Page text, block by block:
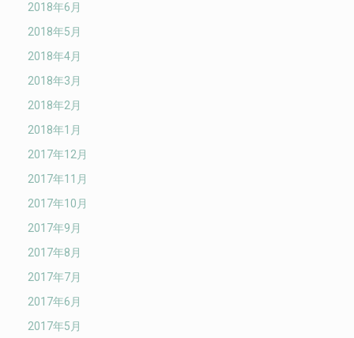
2018年6月
2018年5月
2018年4月
2018年3月
2018年2月
2018年1月
2017年12月
2017年11月
2017年10月
2017年9月
2017年8月
2017年7月
2017年6月
2017年5月